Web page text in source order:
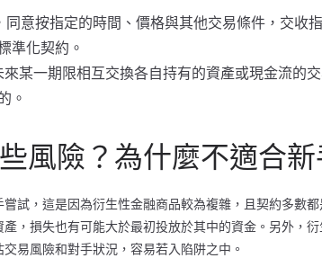
意按指定的時間、價格與其他交易條件，交收
準化契約。
某一期限相互交換各自持有的資產或現金流的
。
風險？為什麼不適合新
試，這是因為衍生性金融商品較為複雜，且契約多數
，損失也有可能大於最初投放於其中的資金。另外，
易風險和對手狀況，容易若入陷阱之中。